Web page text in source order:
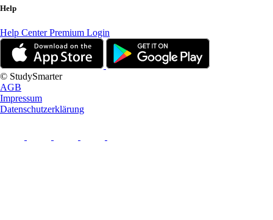
Help
Help CenterPremium Login
© StudySmarter
AGB
Impressum
Datenschutzerklärung